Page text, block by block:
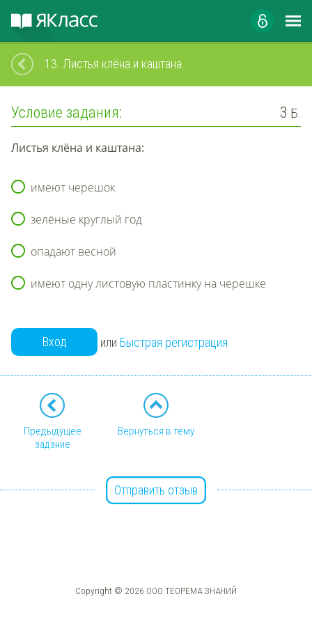
13. Листья клёна и каштана
Условие задания: 3 Б.
Листья клёна и каштана:
имеют черешок
зелёные круглый год
опадают весной
имеют одну листовую пластинку на черешке
Вход или Быстрая регистрация
Предыдущее
задание
Вернуться в тему
Отправить отзыв
Copyright © 2026 ООО ТЕОРЕМА ЗНАНИЙ